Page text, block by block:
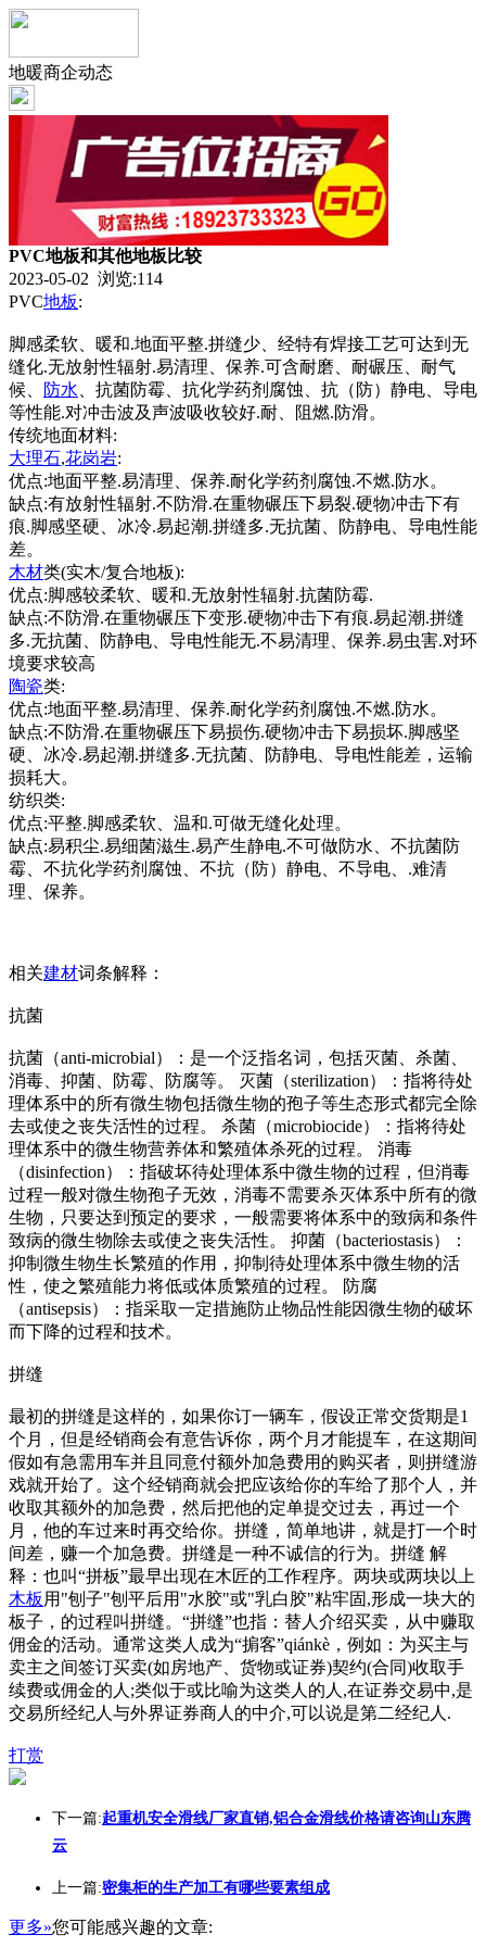
地暖商企动态
PVC地板和其他地板比较
2023-05-02 浏览:114
PVC地板:
脚感柔软、暖和.地面平整.拼缝少、经特有焊接工艺可达到无
缝化.无放射性辐射.易清理、保养.可含耐磨、耐碾压、耐气
候、
防水 、抗菌防霉、抗化学药剂腐蚀、抗（防）静电、导电
等性能.对冲击波及声波吸收较好.耐、阻燃.防滑。
传统地面材料:
大理石,花岗岩:
优点:地面平整.易清理、保养.耐化学药剂腐蚀.不燃.防水。
缺点:有放射性辐射.不防滑.在重物碾压下易裂.硬物冲击下有
痕.脚感坚硬、冰冷.易起潮.拼缝多.无抗菌、防静电、导电性能
差。
木材类(实木/复合地板):
优点:脚感较柔软、暖和.无放射性辐射.抗菌防霉.
缺点:不防滑.在重物碾压下变形.硬物冲击下有痕.易起潮.拼缝
多.无抗菌、防静电、导电性能无.不易清理、保养.易虫害.对环
境要求较高
陶瓷类:
优点:地面平整.易清理、保养.耐化学药剂腐蚀.不燃.防水。
缺点:不防滑.在重物碾压下易损伤.硬物冲击下易损坏.脚感坚
硬、冰冷.易起潮.拼缝多.无抗菌、防静电、导电性能差，运输
损耗大。
纺织类:
优点:平整.脚感柔软、温和.可做无缝化处理。
缺点:易积尘.易细菌滋生.易产生静电.不可做防水、不抗菌防
霉、不抗化学药剂腐蚀、不抗（防）静电、不导电、.难清
理、保养。
相关建材词条解释：
抗菌
抗菌（anti-microbial）：是一个泛指名词，包括灭菌、杀菌、
消毒、抑菌、防霉、防腐等。 灭菌（sterilization）：指将待处
理体系中的所有微生物包括微生物的孢子等生态形式都完全除
去或使之丧失活性的过程。 杀菌（microbiocide）：指将待处
理体系中的微生物营养体和繁殖体杀死的过程。 消毒
（disinfection）：指破坏待处理体系中微生物的过程，但消毒
过程一般对微生物孢子无效，消毒不需要杀灭体系中所有的微
生物，只要达到预定的要求，一般需要将体系中的致病和条件
致病的微生物除去或使之丧失活性。 抑菌（bacteriostasis）：
抑制微生物生长繁殖的作用，抑制待处理体系中微生物的活
性，使之繁殖能力将低或体质繁殖的过程。 防腐
（antisepsis）：指采取一定措施防止物品性能因微生物的破坏
而下降的过程和技术。
拼缝
最初的拼缝是这样的，如果你订一辆车，假设正常交货期是1
个月，但是经销商会有意告诉你，两个月才能提车，在这期间
假如有急需用车并且同意付额外加急费用的购买者，则拼缝游
戏就开始了。这个经销商就会把应该给你的车给了那个人，并
收取其额外的加急费，然后把他的定单提交过去，再过一个
月，他的车过来时再交给你。拼缝，简单地讲，就是打一个时
间差，赚一个加急费。拼缝是一种不诚信的行为。拼缝 解
释：也叫“拼板”最早出现在木匠的工作程序。两块或两块以上
木板 用"刨子"刨平后用"水胶"或"乳白胶"粘牢固,形成一块大的
板子，的过程叫拼缝。“拼缝”也指：替人介绍买卖，从中赚取
佣金的活动。通常这类人成为“掮客”qiánkè，例如：为买主与
卖主之间签订买卖(如房地产、货物或证券)契约(合同)收取手
续费或佣金的人;类似于或比喻为这类人的人,在证券交易中,是
交易所经纪人与外界证券商人的中介,可以说是第二经纪人.
打赏
下一篇:起重机安全滑线厂家直销,铝合金滑线价格请咨询山东腾
云
上一篇:密集柜的生产加工有哪些要素组成
更多»您可能感兴趣的文章: